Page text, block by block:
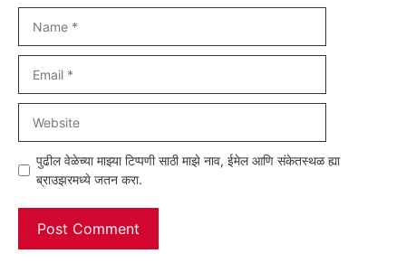
पुढील वेळेच्या माझ्या टिप्पणी साठी माझे नाव, ईमेल आणि संकेतस्थळ ह्या
ब्राउझरमध्ये जतन करा.